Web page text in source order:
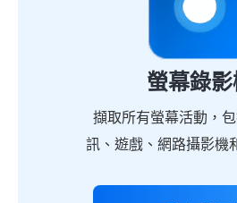
螢幕錄
擷取所有螢幕活動，
訊、遊戲、網路攝影機